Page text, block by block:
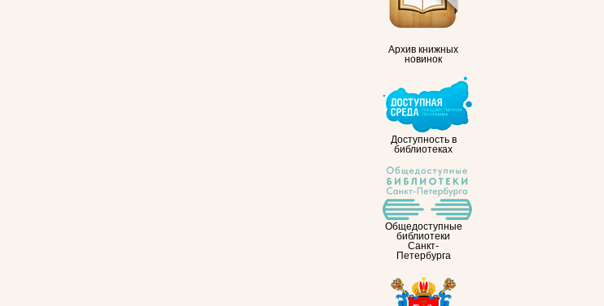
Архив книжных
новинок
Доступность в
библиотеках
Общедоступные
библиотеки
Санкт-
Петербурга